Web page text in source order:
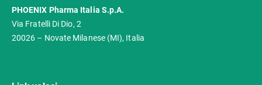
PHOENIX Pharma Italia S.p.A.
Via Fratelli Di Dio, 2
20026 – Novate Milanese (MI), Italia